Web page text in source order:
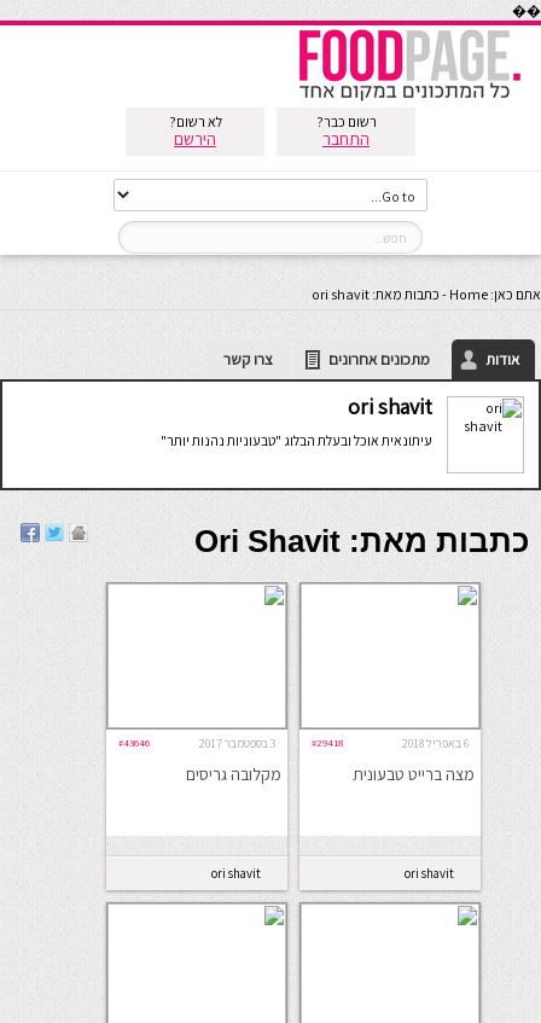
��
רשום כבר?
התחבר
לא רשום?
הירשם
אתם כאן: Home
- כתבות מאת: ori shavit
אודות מתכונים אחרונים צרו קשר
ori shavit
עיתונאית אוכל ובעלת הבלוג "טבעוניות נהנות יותר"
כתבות מאת: Ori Shavit
6 באפריל 2018 #29418
מצה ברייט טבעונית
ori shavit
3 בספטמבר 2017 #43646
מקלובה גריסים
ori shavit